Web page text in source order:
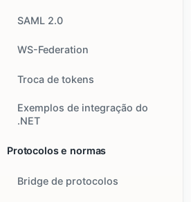
SAML 2.0
WS-Federation
Troca de tokens
Exemplos de integração do
.NET
Protocolos e normas
Bridge de protocolos